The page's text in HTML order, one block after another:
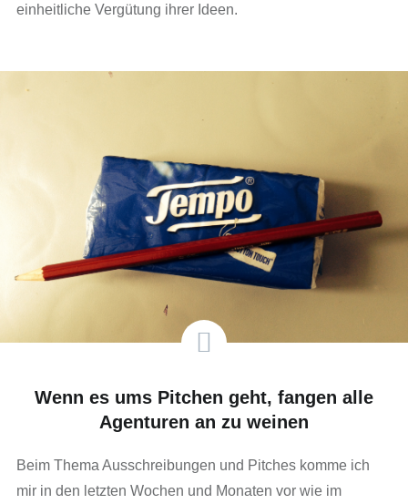
einheitliche Vergütung ihrer Ideen.
Wenn es ums Pitchen geht, fangen alle
Agenturen an zu weinen
Beim Thema Ausschreibungen und Pitches komme ich
mir in den letzten Wochen und Monaten vor wie im